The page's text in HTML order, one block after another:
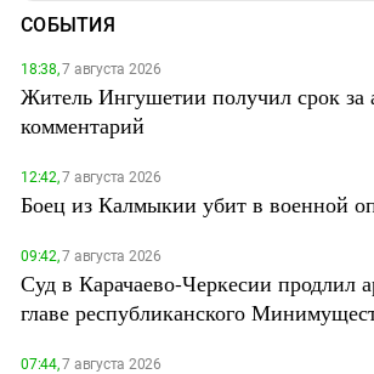
СОБЫТИЯ
18:38,7 августа 2026
Житель Ингушетии получил срок за
комментарий
12:42,7 августа 2026
Боец из Калмыкии убит в военной
09:42,7 августа 2026
Суд в Карачаево-Черкесии продлил
главе республиканского
07:44,7 августа 2026